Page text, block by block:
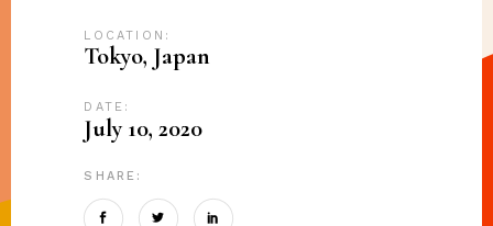
LOCATION:
Tokyo, Japan
DATE:
July 10, 2020
SHARE: